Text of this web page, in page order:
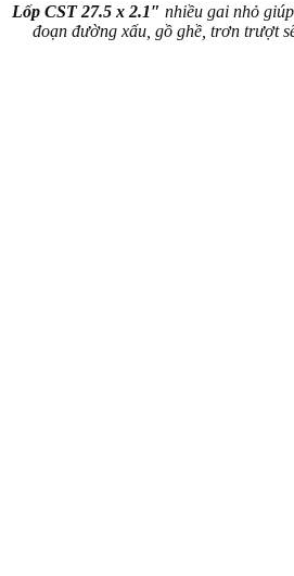
Lốp CST 27.5 x 2.1″ nhiều gai nhỏ
đoạn đường xấu, gồ ghề, trơn trượt